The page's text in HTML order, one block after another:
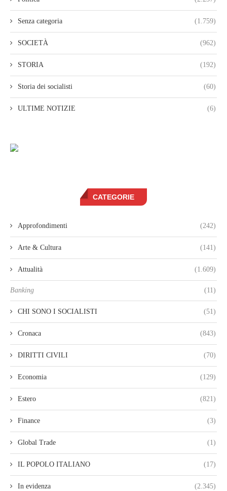
Senza categoria (1.759)
SOCIETÀ (962)
STORIA (192)
Storia dei socialisti (60)
ULTIME NOTIZIE (6)
CATEGORIE
Approfondimenti (242)
Arte & Cultura (141)
Attualità (1.609)
Banking (11)
CHI SONO I SOCIALISTI (51)
Cronaca (843)
DIRITTI CIVILI (70)
Economia (129)
Estero (821)
Finance (3)
Global Trade (1)
IL POPOLO ITALIANO (17)
In evidenza (2.345)